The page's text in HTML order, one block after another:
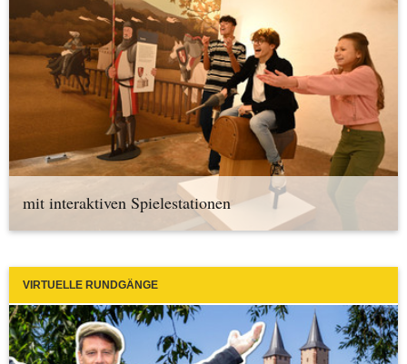
mit interaktiven Spielestationen
VIRTUELLE RUNDGÄNGE